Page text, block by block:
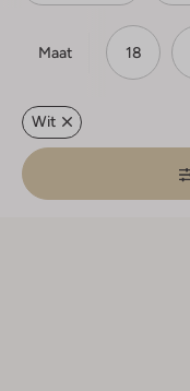
Maat 18
Wit